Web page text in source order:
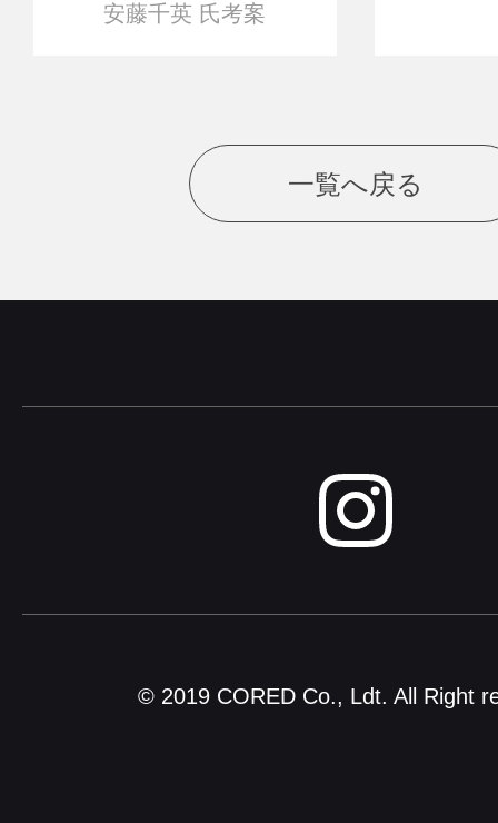
安藤千英 氏考案
一覧へ戻る
© 2019 CORED Co., Ldt. All Right